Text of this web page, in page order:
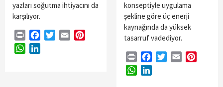
yazları soğutma ihtiyacını da
karşılıyor.
Print FacebookTwitterEmail
WhatsApp
konseptiyle uygulama
şekline göre üç enerji
kaynağında da yüksek
tasarruf vadediyor.
Print FacebookTwitterEmail
WhatsApp